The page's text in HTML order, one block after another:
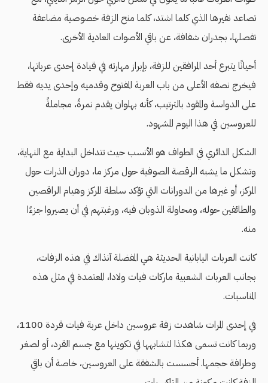
تصاعد نفيرها الذي كلما اشتد، كلما منح الزفة خصوصية مضاعفة
تفصلها، بجدران شفافة، عن باقي الأصوات العادية الأخرى.
أحيانًا يتبرع أحد المرافقين للزفة، بإبراز مهارته في قيادة إحدى عرباتها،
فيخرج نصفه الأعلى من باب العربة المفتوح وقدميه وإحدى يديه فقط
على الدواسة والمقود بالترتيب، كأنه بهلوان يقدم نمرةً، مجاملةً
للعروسين في هذا اليوم المشهود.
الشكل الدائري في الطواف هو الأنسب حيث تتداخل البداية مع النهاية،
وتشكل ما يشبه الرقصة الصوفية حول مركز ما، دوران الذرات حول
المركز، أو غيرها من الدورانات التي تؤكد سلطة المركز وهيام الراقصين
والطائفين حوله، ومحاولة الذوبان فيه، ورغبتهم في أن يصيروا جزءًا
منه.
كانت العربات اليابانية الحديثة هي المفضلة آنذاك في هذه الزفات،
بجانب العربات الشعبية ماركات فيات ولادا، المعتمدة في مثل هذه
المناسبات.
في إحدى المرات شاهدت زفة عروسين داخل عربة فيات قردة 1100،
وربما كانت تسمى هكذا لتشابهها في تكوينها مع جسم القرد، أو لصغر
وطرافة حجمها. أحسست بالشفقة على العروسين، خاصة أن باقي